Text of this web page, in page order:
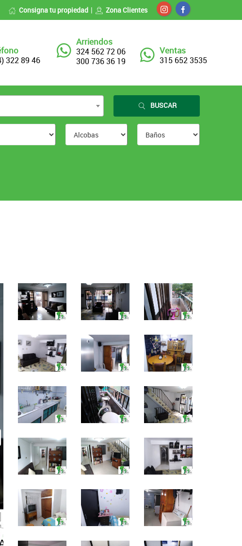
Consigna tu propiedad Zona Clientes
322 89 46
Arriendos
324 562 72 06
300 736 36 19
Ventas
315 652 3535
BUSCAR